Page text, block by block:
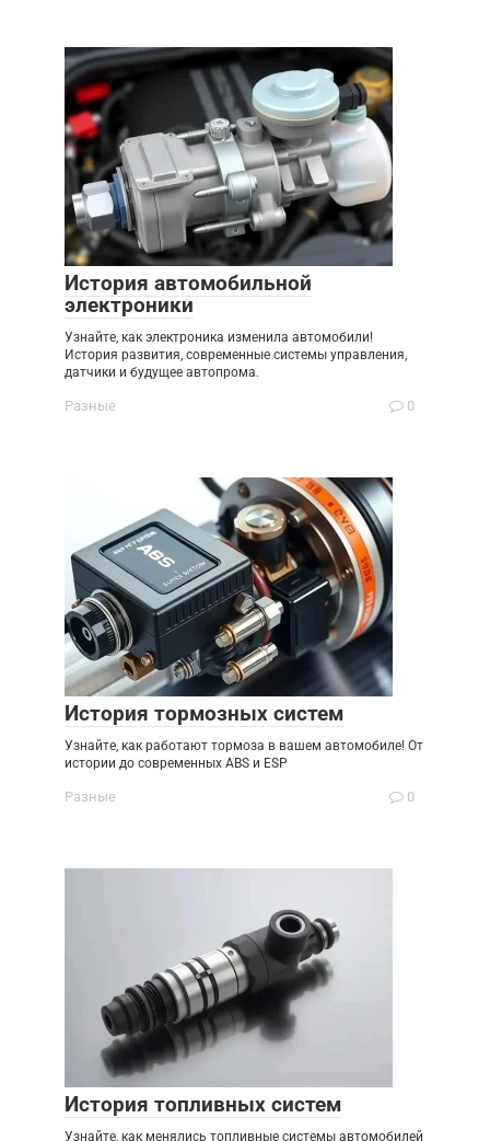
История автомобильной
электроники
Узнайте, как электроника изменила автомобили!
История развития, современные системы управления,
датчики и будущее автопрома.
Разные 0
История тормозных систем
Узнайте, как работают тормоза в вашем автомобиле! От
истории до современных ABS и ESP
Разные 0
История топливных систем
Узнайте, как менялись топливные системы автомобилей